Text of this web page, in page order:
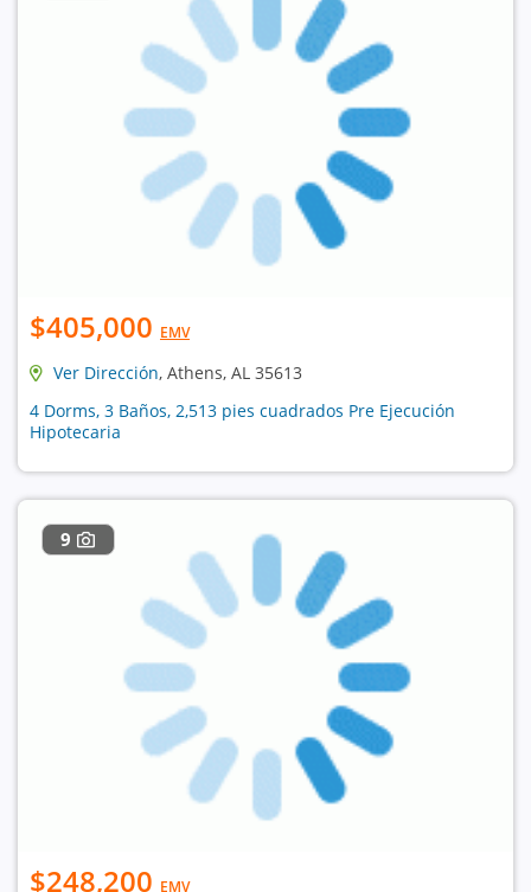
$405,000 EMV
Ver Dirección, Athens, AL 35613
4 Dorms, 3 Baños, 2,513 pies cuadrados Pre Ejecución
Hipotecaria
9
$248,200 EMV